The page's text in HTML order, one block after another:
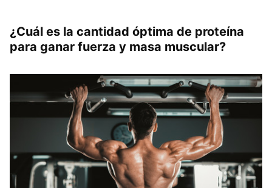
¿Cuál es la cantidad óptima de proteína
para ganar fuerza y masa muscular?